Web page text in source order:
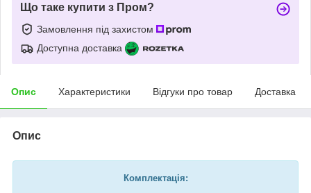
Що таке купити з Пром?
Замовлення під захистом
Доступна доставка
Опис Характеристики Відгуки про товар Доставка
Опис
Комплектація: